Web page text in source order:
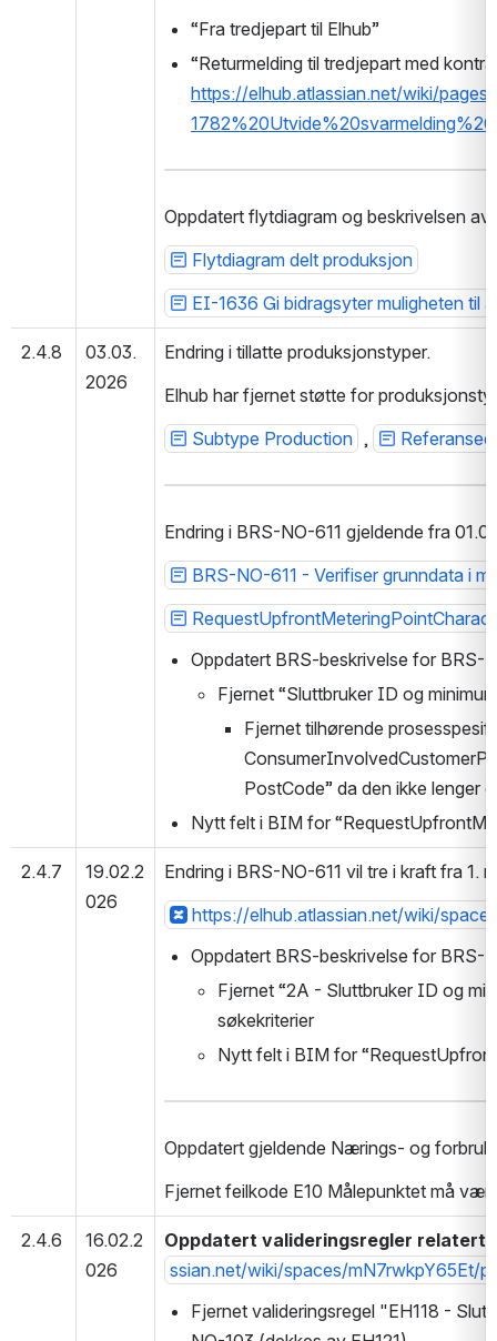
“Fra tredjepart til Elhub”
https://elhub.atlassian.net/wiki/
Oppdatert flytdiagram og beskrivelsen
Flytdiagram delt produksjon
EI-1636 Gi bidragsyter muligheten til
2.4.8
03.03.
2026
Endring i tillatte produksjonstyper.
Elhub har fjernet støtte for
Subtype Production ,
Endring i BRS-NO-611 gjeldende fra
BRS-NO-611 - Verifiser grunndata i
Oppdatert BRS-beskrivelse for BRS-
Fjernet “Sluttbruker ID og
Fjernet tilhørende
PostCode” da den ikke lenger
Nytt felt i BIM for
2.4.7
19.02.2
026
Endring i BRS-NO-611 vil tre i kraft fra 1.
https://elhub.atlassian.net/wiki/
Oppdatert BRS-beskrivelse for BRS-
Fjernet “2A - Sluttbruker ID og
søkekriterier
Nytt felt i BIM for
Oppdatert gjeldende Nærings- og
Fjernet feilkode E10 Målepunktet må
2.4.6
16.02.2
026
Oppdatert valideringsregler relatert
ssian.net/wiki/spaces/mN7rwkpY65Et/
Fjernet valideringsregel "EH118 -